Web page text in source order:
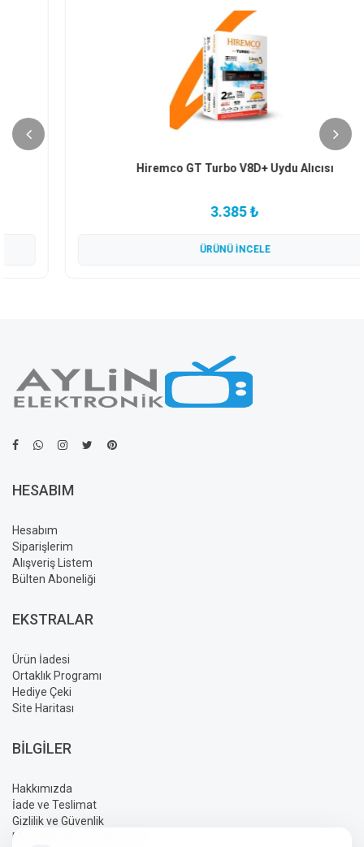
Hiremco GT Turbo V8D+ Uydu Alıcısı
ÜRÜNÜ İNCELE
HESABIM
Hesabım
Siparişlerim
Alışveriş Listem
Bülten Aboneliği
EKSTRALAR
Ürün İadesi
Ortaklık Programı
Hediye Çeki
Site Haritası
BILGILER
Hakkımızda
İade ve Teslimat
Gizlilik ve Güvenlik
Mesafeli Satış Sözleşmesi